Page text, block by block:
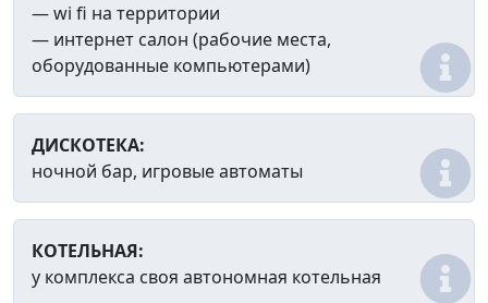
— wi fi на территории
— интернет салон (рабочие места,
оборудованные компьютерами)
ДИСКОТЕКА:
ночной бар, игровые автоматы
КОТЕЛЬНАЯ:
у комплекса своя автономная котельная